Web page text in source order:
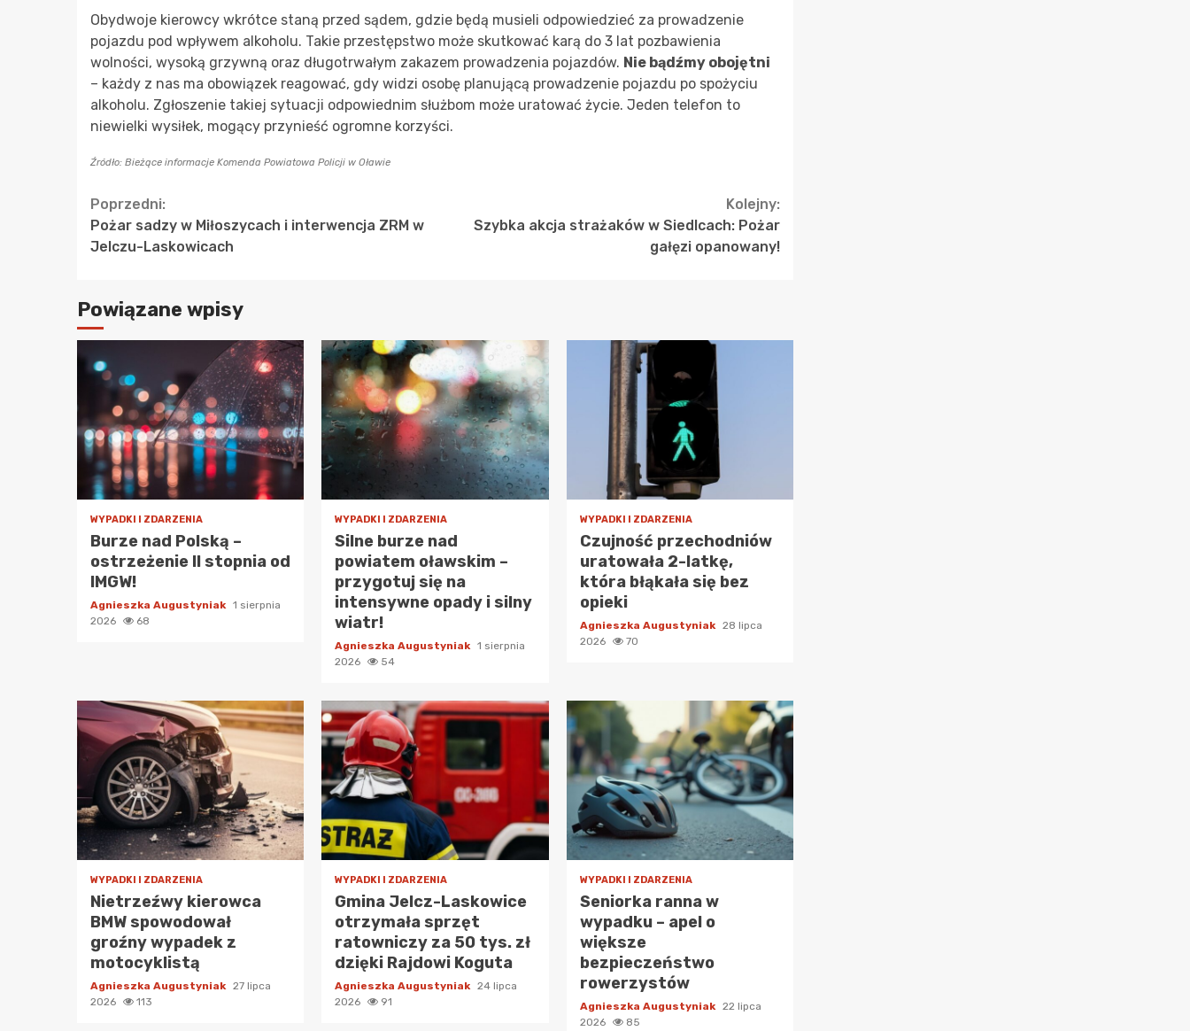
Obydwoje kierowcy wkrótce staną przed sądem, gdzie będą musieli odpowiedzieć za prowadzenie
pojazdu pod wpływem alkoholu. Takie przestępstwo może skutkować karą do 3 lat pozbawienia
wolności, wysoką grzywną oraz długotrwałym zakazem prowadzenia pojazdów. Nie bądźmy obojętni
– każdy z nas ma obowiązek reagować, gdy widzi osobę planującą prowadzenie pojazdu po spożyciu
alkoholu. Zgłoszenie takiej sytuacji odpowiednim służbom może uratować życie. Jeden telefon to
niewielki wysiłek, mogący przynieść ogromne korzyści.
Źródło: Bieżące informacje Komenda Powiatowa Policji w Oławie
Continue
Reading
Poprzedni:
Pożar sadzy w Miłoszycach i interwencja ZRM w
Jelczu-Laskowicach
Kolejny:
Szybka akcja strażaków w Siedlcach: Pożar
gałęzi opanowany!
Powiązane wpisy
WYPADKI I ZDARZENIA
Burze nad Polską –
ostrzeżenie II stopnia od
IMGW!
Agnieszka Augustyniak 1 sierpnia
2026
68
WYPADKI I ZDARZENIA
Silne burze nad
powiatem oławskim –
przygotuj się na
intensywne opady i silny
wiatr!
Agnieszka Augustyniak 1 sierpnia
2026
54
WYPADKI I ZDARZENIA
Czujność przechodniów
uratowała 2-latkę,
która błąkała się bez
opieki
Agnieszka Augustyniak 28 lipca
2026
70
WYPADKI I ZDARZENIA
Nietrzeźwy kierowca
BMW spowodował
groźny wypadek z
motocyklistą
Agnieszka Augustyniak 27 lipca
2026
113
WYPADKI I ZDARZENIA
Gmina Jelcz-Laskowice
otrzymała sprzęt
ratowniczy za 50 tys. zł
dzięki Rajdowi Koguta
Agnieszka Augustyniak 24 lipca
2026
91
WYPADKI I ZDARZENIA
Seniorka ranna w
wypadku – apel o
większe
bezpieczeństwo
rowerzystów
Agnieszka Augustyniak 22 lipca
2026
85